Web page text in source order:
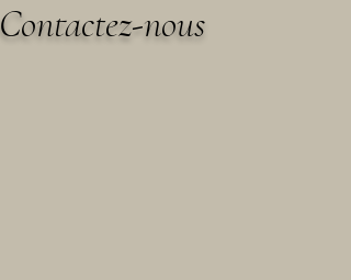
Contactez-nous